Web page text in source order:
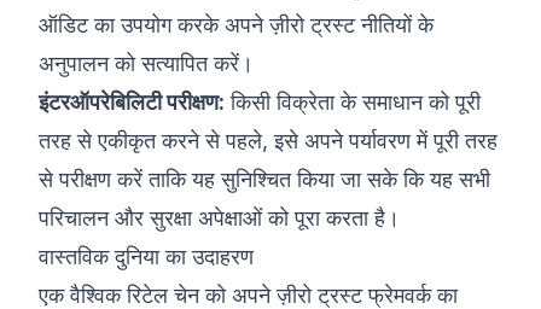
ऑडिट का उपयोग करके अपने ज़ीरो ट्रस्ट नीतियों के
अनुपालन को सत्यापित करें।
इंटरऑपरेबिलिटी परीक्षण: किसी विक्रेता के समाधान को पूरी
तरह से एकीकृत करने से पहले, इसे अपने पर्यावरण में पूरी तरह
से परीक्षण करें ताकि यह सुनिश्चित किया जा सके कि यह सभी
परिचालन और सुरक्षा अपेक्षाओं को पूरा करता है।
वास्तविक दुनिया का उदाहरण
एक वैश्विक रिटेल चेन को अपने ज़ीरो ट्रस्ट फ्रेमवर्क का